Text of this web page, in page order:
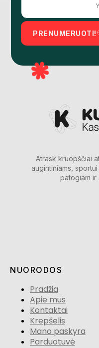
PRENUMERUOTI!
Atrask kruopščiai
augintiniams,
patogiam ir
NUORODOS
Pradžia
Apie mus
Kontaktai
Krepšelis
Mano paskyra
Parduotuvė